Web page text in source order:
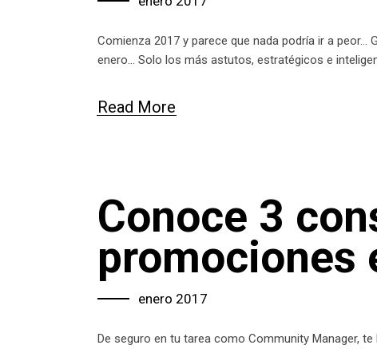
Comienza 2017 y parece que nada podría ir a peor…
enero… Solo los más astutos, estratégicos e
Read More
Conoce 3
promociones
enero 2017
De seguro en tu tarea como Community Manager,